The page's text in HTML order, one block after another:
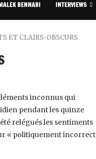
BENNABI INTERVIEWS
ET CLAIRS-OBSCURS
inconnus qui
pendant les quinze
relégués les sentiments
« politiquement ‎incorrect